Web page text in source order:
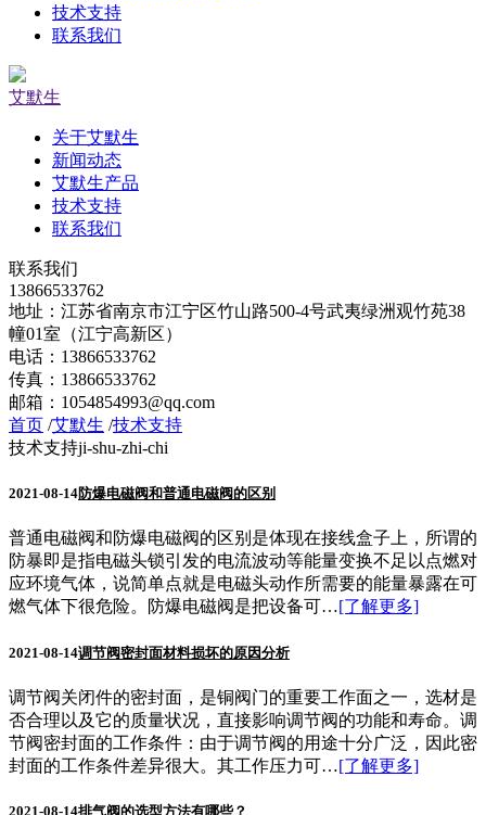
技术支持
联系我们
艾默生
关于艾默生
新闻动态
艾默生产品
技术支持
联系我们
联系我们
13866533762
地址：江苏省南京市江宁区竹山路500-4号武夷绿洲观竹苑38
幢01室（江宁高新区）
电话：13866533762
传真：13866533762
邮箱：1054854993@qq.com
首页 /艾默生 /技术支持
技术支持ji-shu-zhi-chi
2021-08-14防爆电磁阀和普通电磁阀的区别
普通电磁阀和防爆电磁阀的区别是体现在接线盒子上，所谓的
防暴即是指电磁头锁引发的电流波动等能量变换不足以点燃对
应环境气体，说简单点就是电磁头动作所需要的能量暴露在可
燃气体下很危险。防爆电磁阀是把设备可…[了解更多]
2021-08-14调节阀密封面材料损坏的原因分析
调节阀关闭件的密封面，是铜阀门的重要工作面之一，选材是
否合理以及它的质量状况，直接影响调节阀的功能和寿命。调
节阀密封面的工作条件：由于调节阀的用途十分广泛，因此密
封面的工作条件差异很大。其工作压力可…[了解更多]
2021-08-14排气阀的选型方法有哪些？